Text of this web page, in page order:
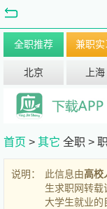
全职推荐 兼职实
北京 上海
首页 > 其它 全职 >
说明： 此信息由高校
生求职网转
大学生就业的